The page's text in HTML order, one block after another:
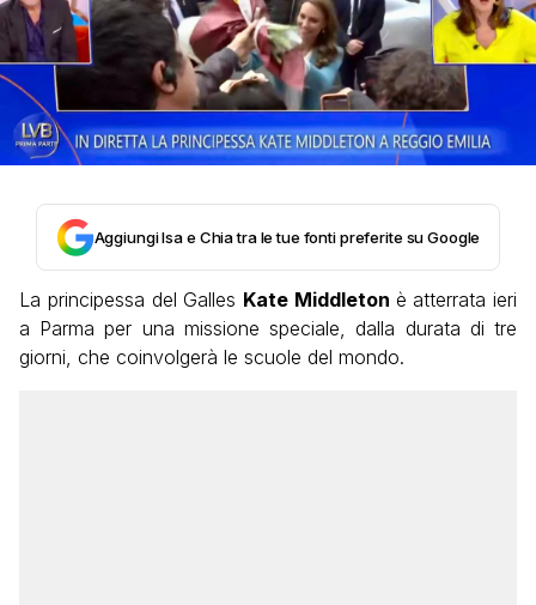
Aggiungi Isa e Chia tra le tue fonti preferite su Google
La principessa del Galles Kate Middleton è atterrata ieri
a Parma per una missione speciale, dalla durata di tre
giorni, che coinvolgerà le scuole del mondo.